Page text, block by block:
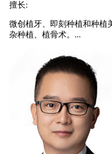
擅长:
微创植牙、即刻种植和种植
杂种植、植骨术。...